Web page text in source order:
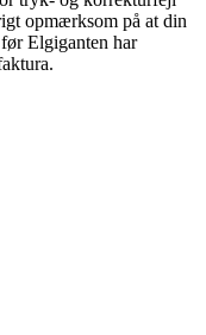
opmærksom på at din
Elgiganten har